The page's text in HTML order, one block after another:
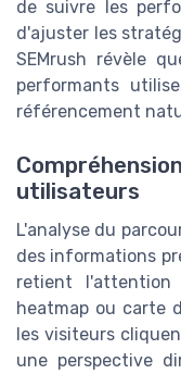
de suivre les
d'ajuster les
SEMrush révèle
performants
référencement
utilisateurs
L'analyse du
des informations
retient
heatmap ou carte
les visiteurs
une perspective